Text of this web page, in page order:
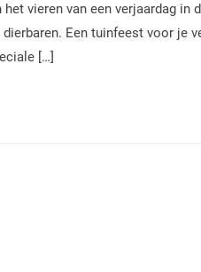
vieren van een verjaardag in
Een tuinfeest voor je
[…]